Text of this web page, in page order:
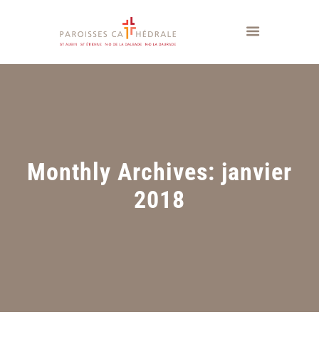
Monthly Archives: janvier
2018